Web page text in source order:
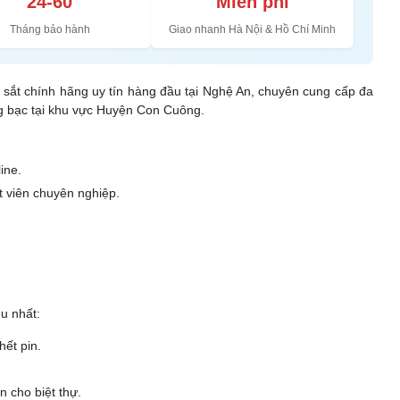
Tháng bảo hành Giao nhanh Hà Nội & Hồ Chí Minh
chính hãng uy tín hàng đầu tại Nghệ An, chuyên cung cấp đa
tại khu vực Huyện Con Cuông.
chuyên nghiệp.
nhất:
pin.
cho biệt thự.